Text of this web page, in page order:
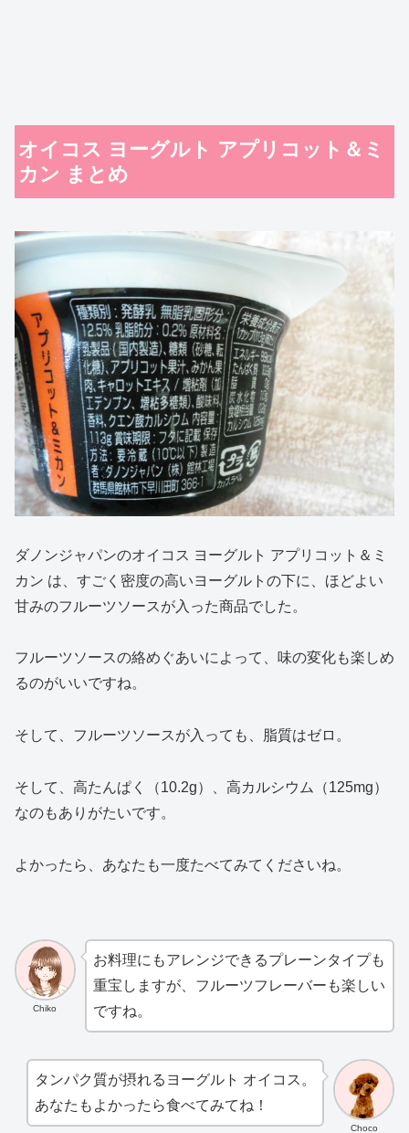
オイコス ヨーグルト アプリコット＆ミ
カン まとめ
ダノンジャパンのオイコス ヨーグルト アプリコット＆ミ
カン は、すごく密度の高いヨーグルトの下に、ほどよい
甘みのフルーツソースが入った商品でした。
フルーツソースの絡めぐあいによって、味の変化も楽しめ
るのがいいですね。
そして、フルーツソースが入っても、脂質はゼロ。
そして、高たんぱく（10.2g）、高カルシウム（125mg）
なのもありがたいです。
よかったら、あなたも一度たべてみてくださいね。
Chiko
お料理にもアレンジできるプレーンタイプも
重宝しますが、フルーツフレーバーも楽しい
ですね。
Choco
タンパク質が摂れるヨーグルト オイコス。
あなたもよかったら食べてみてね！